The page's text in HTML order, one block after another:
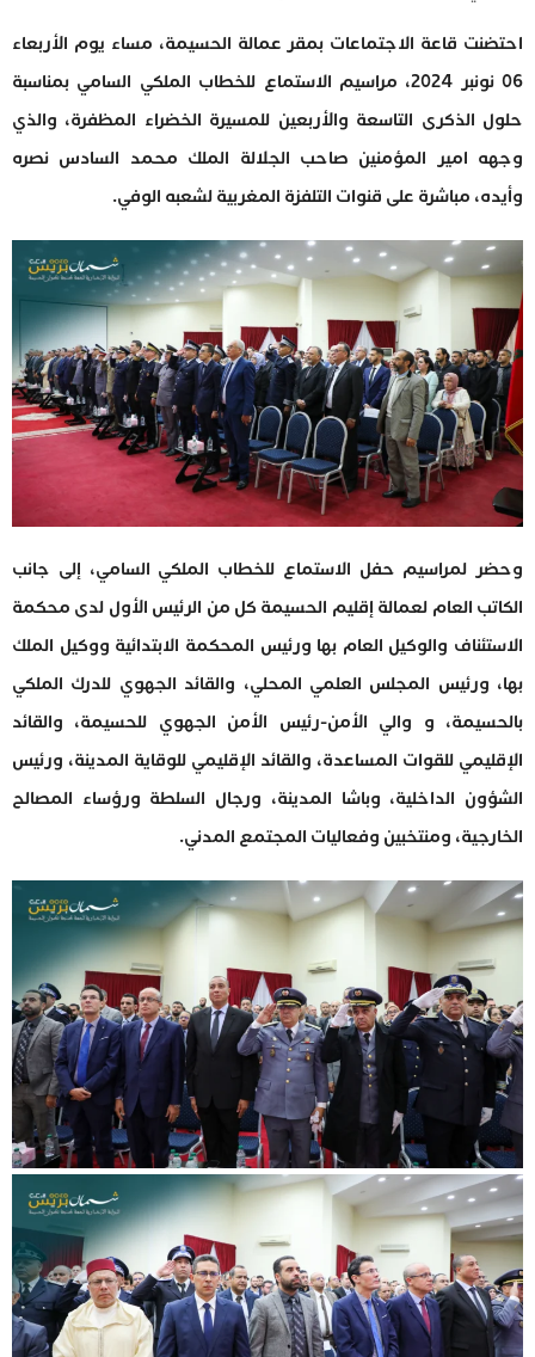
احتضنت قاعة الاجتماعات بمقر عمالة الحسيمة، مساء يوم الأربعاء
06 نونبر 2024، مراسيم الاستماع للخطاب الملكي السامي بمناسبة
حلول الذكرى التاسعة والأربعين للمسيرة الخضراء المظفرة، والذي
وجهه امير المؤمنين صاحب الجلالة الملك محمد السادس نصره
وأيده، مباشرة على قنوات التلفزة المغربية لشعبه الوفي.
وحضر لمراسيم حفل الاستماع للخطاب الملكي السامي، إلى جانب
الكاتب العام لعمالة إقليم الحسيمة كل من الرئيس الأول لدى محكمة
الاستئناف والوكيل العام بها ورئيس المحكمة الابتدائية ووكيل الملك
بها، ورئيس المجلس العلمي المحلي، والقائد الجهوي للدرك الملكي
بالحسيمة، و والي الأمن-رئيس الأمن الجهوي للحسيمة، والقائد
الإقليمي للقوات المساعدة، والقائد الإقليمي للوقاية المدينة، ورئيس
الشؤون الداخلية، وباشا المدينة، ورجال السلطة ورؤساء المصالح
الخارجية، ومنتخبين وفعاليات المجتمع المدني.